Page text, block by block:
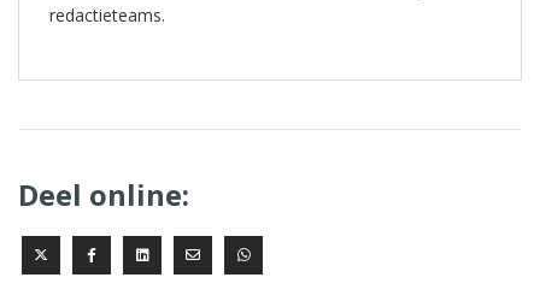
redactieteams.
Deel online: